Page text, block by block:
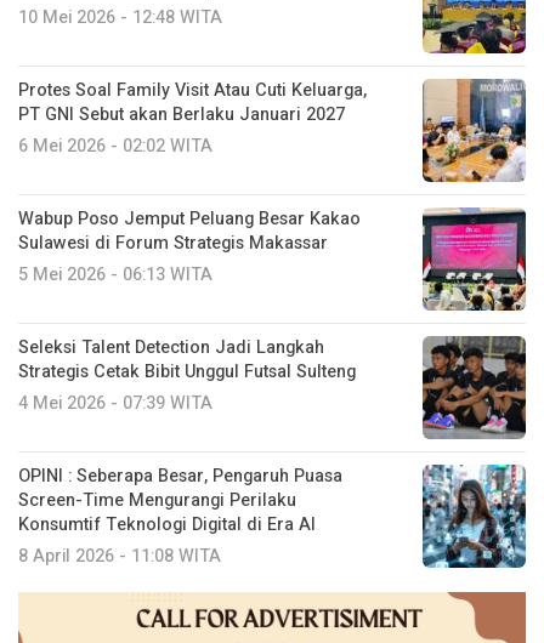
10 Mei 2026 - 12:48 WITA
Protes Soal Family Visit Atau Cuti Keluarga,
PT GNI Sebut akan Berlaku Januari 2027
6 Mei 2026 - 02:02 WITA
Wabup Poso Jemput Peluang Besar Kakao
Sulawesi di Forum Strategis Makassar
5 Mei 2026 - 06:13 WITA
Seleksi Talent Detection Jadi Langkah
Strategis Cetak Bibit Unggul Futsal Sulteng
4 Mei 2026 - 07:39 WITA
OPINI : Seberapa Besar, Pengaruh Puasa
Screen-Time Mengurangi Perilaku
Konsumtif Teknologi Digital di Era AI
8 April 2026 - 11:08 WITA